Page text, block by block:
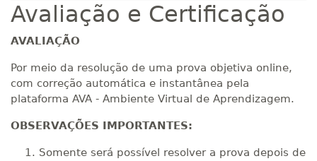
Avaliação e Certificação
AVALIAÇÃO
Por meio da resolução de uma prova objetiva online,
com correção automática e instantânea pela
plataforma AVA - Ambiente Virtual de Aprendizagem.
OBSERVAÇÕES IMPORTANTES:
Somente será possível resolver a prova depois de